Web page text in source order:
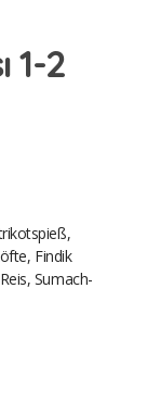
1-2
Findik
Sumach-